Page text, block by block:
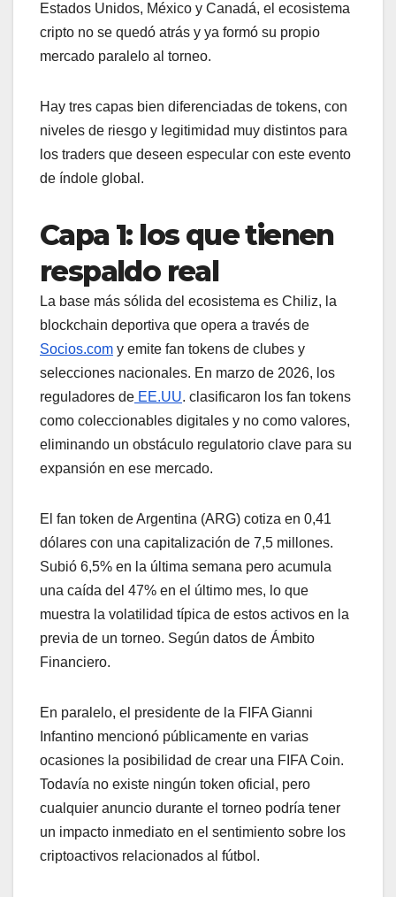
Estados Unidos, México y Canadá, el ecosistema
cripto no se quedó atrás y ya formó su propio
mercado paralelo al torneo.
Hay tres capas bien diferenciadas de tokens, con
niveles de riesgo y legitimidad muy distintos para
los traders que deseen especular con este evento
de índole global.
Capa 1: los que tienen
respaldo real
La base más sólida del ecosistema es Chiliz, la
blockchain deportiva que opera a través de
Socios.com y emite fan tokens de clubes y
selecciones nacionales. En marzo de 2026, los
reguladores de EE.UU. clasificaron los fan tokens
como coleccionables digitales y no como valores,
eliminando un obstáculo regulatorio clave para su
expansión en ese mercado.
El fan token de Argentina (ARG) cotiza en 0,41
dólares con una capitalización de 7,5 millones.
Subió 6,5% en la última semana pero acumula
una caída del 47% en el último mes, lo que
muestra la volatilidad típica de estos activos en la
previa de un torneo. Según datos de Ámbito
Financiero.
En paralelo, el presidente de la FIFA Gianni
Infantino mencionó públicamente en varias
ocasiones la posibilidad de crear una FIFA Coin.
Todavía no existe ningún token oficial, pero
cualquier anuncio durante el torneo podría tener
un impacto inmediato en el sentimiento sobre los
criptoactivos relacionados al fútbol.